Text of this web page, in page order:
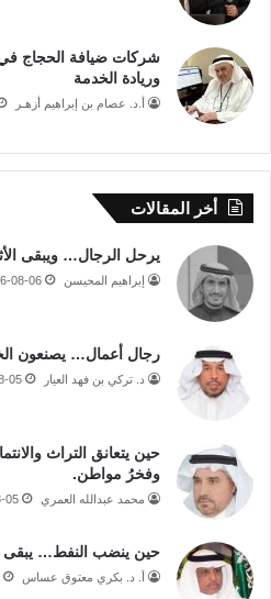
شركات ضيافة الحجاج في
وريادة الخدمة
أ.د. عصام بن إبراهيم أزهـر
أخر المقالات
يرحل الرجال… ويبقى
إبراهيم المحيسن 08-06
رجال أعمال… يصنعون
د. تركي بن فهد العيار 05
حين يتعانق التراث
وفخرُ مواطن.
محمد عبدالله العمري 05
حين ينضب النفط… يبقى
أ. د. بكري معتوق عساس